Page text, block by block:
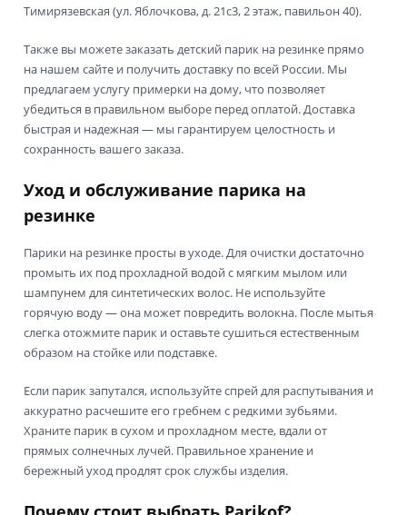
Тимирязевская (ул. Яблочкова, д. 21с3, 2 этаж, павильон 40).
Также вы можете заказать детский парик на резинке прямо
на нашем сайте и получить доставку по всей России. Мы
предлагаем услугу примерки на дому, что позволяет
убедиться в правильном выборе перед оплатой. Доставка
быстрая и надежная — мы гарантируем целостность и
сохранность вашего заказа.
Уход и обслуживание парика на
резинке
Парики на резинке просты в уходе. Для очистки достаточно
промыть их под прохладной водой с мягким мылом или
шампунем для синтетических волос. Не используйте
горячую воду — она может повредить волокна. После мытья
слегка отожмите парик и оставьте сушиться естественным
образом на стойке или подставке.
Если парик запутался, используйте спрей для распутывания и
аккуратно расчешите его гребнем с редкими зубьями.
Храните парик в сухом и прохладном месте, вдали от
прямых солнечных лучей. Правильное хранение и
бережный уход продлят срок службы изделия.